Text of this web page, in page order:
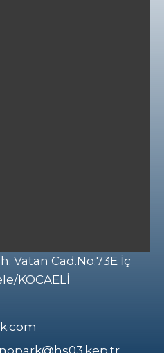
Vatan Cad.No:73E İç
KOCAELİ